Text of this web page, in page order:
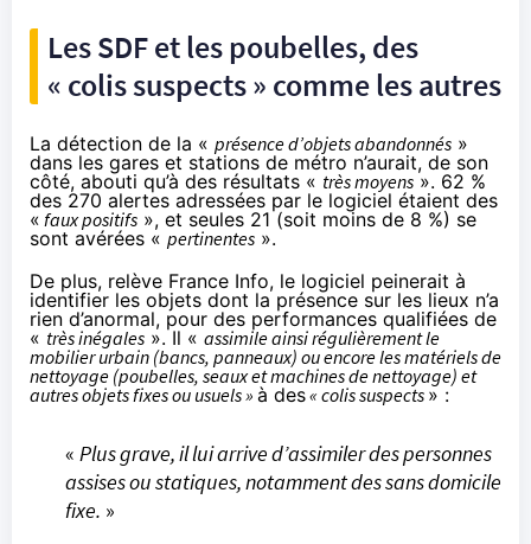
Les SDF et les poubelles, des
« colis suspects » comme les autres
La détection de la « présence d’objets abandonnés »
dans les gares et stations de métro n’aurait, de son
côté, abouti qu’à des résultats « très moyens ». 62 %
des 270 alertes adressées par le logiciel étaient des
« faux positifs », et seules 21 (soit moins de 8 %) se
sont avérées « pertinentes ».
De plus, relève France Info, le logiciel peinerait à
identifier les objets dont la présence sur les lieux n’a
rien d’anormal, pour des performances qualifiées de
« très inégales ». Il « assimile ainsi régulièrement le
mobilier urbain (bancs, panneaux) ou encore les matériels de
nettoyage (poubelles, seaux et machines de nettoyage) et
autres objets fixes ou usuels » à des« colis suspects » :
« Plus grave, il lui arrive d’assimiler des personnes
assises ou statiques, notamment des sans domicile
fixe. »